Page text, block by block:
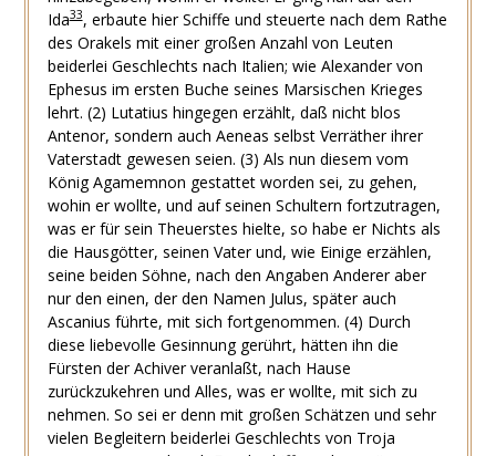
Ida33, erbaute hier Schiffe und steuerte nach dem Rathe
des Orakels mit einer großen Anzahl von Leuten
beiderlei Geschlechts nach Italien; wie Alexander von
Ephesus im ersten Buche seines Marsischen Krieges
lehrt. (2) Lutatius hingegen erzählt, daß nicht blos
Antenor, sondern auch Aeneas selbst Verräther ihrer
Vaterstadt gewesen seien. (3) Als nun diesem vom
König Agamemnon gestattet worden sei, zu gehen,
wohin er wollte, und auf seinen Schultern fortzutragen,
was er für sein Theuerstes hielte, so habe er Nichts als
die Hausgötter, seinen Vater und, wie Einige erzählen,
seine beiden Söhne, nach den Angaben Anderer aber
nur den einen, der den Namen Julus, später auch
Ascanius führte, mit sich fortgenommen. (4) Durch
diese liebevolle Gesinnung gerührt, hätten ihn die
Fürsten der Achiver veranlaßt, nach Hause
zurückzukehren und Alles, was er wollte, mit sich zu
nehmen. So sei er denn mit großen Schätzen und sehr
vielen Begleitern beiderlei Geschlechts von Troja